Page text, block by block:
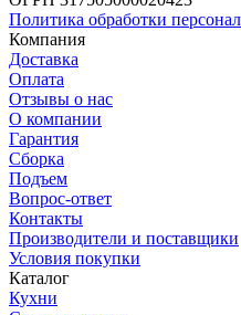
Политика обработки
Компания
Доставка
Оплата
Отзывы о нас
О компании
Гарантия
Сборка
Подъем
Вопрос-ответ
Контакты
Производители и поставщики
Условия покупки
Каталог
Кухни